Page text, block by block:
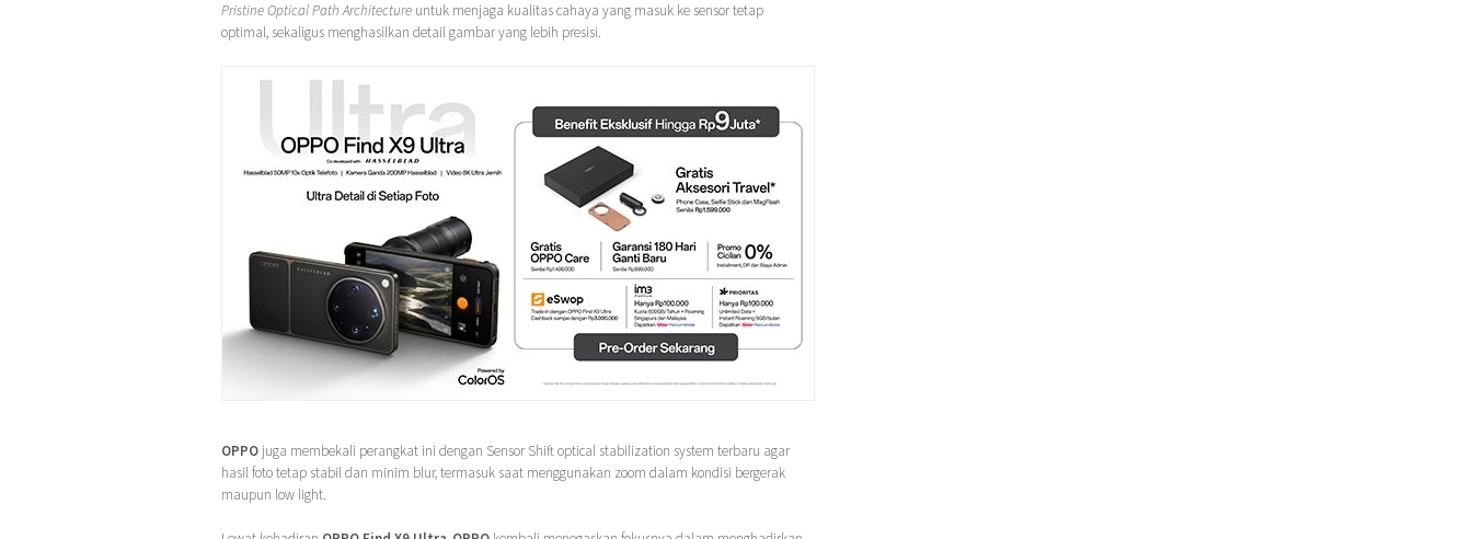
Pristine Optical Path Architecture untuk menjaga kualitas cahaya yang masuk ke sensor tetap
optimal, sekaligus menghasilkan detail gambar yang lebih presisi.
OPPO juga membekali perangkat ini dengan Sensor Shift optical stabilization system terbaru agar
hasil foto tetap stabil dan minim blur, termasuk saat menggunakan zoom dalam kondisi bergerak
maupun low light.